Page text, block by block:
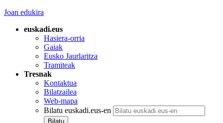
Joan edukira
euskadi.eus
Hasiera-orria
Gaiak
Eusko Jaurlaritza
Tramiteak
Tresnak
Kontaktua
Bilatzailea
Web-mapa
Bilatu euskadi.eus-en